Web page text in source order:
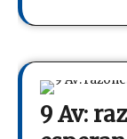
9 Av: